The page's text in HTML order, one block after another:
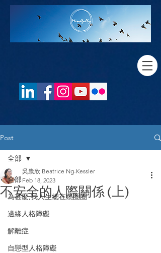
Post
全部
為甚麼,我人生總在繞圈圈
邊緣人格障礙
解離症
自戀型人格障礙
全部
不安全的人際關係 (上)
吳祟欣 Beatrice Ng-Kessler
Feb 18, 2023